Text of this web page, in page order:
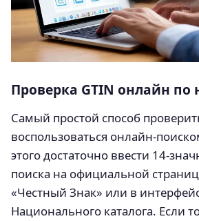
Проверка GTIN онлайн по
Самый простой способ
воспользоваться онлайн-
этого достаточно ввести 14-
поиска на официальной
«Честный Знак» или в
Национального каталога. Если